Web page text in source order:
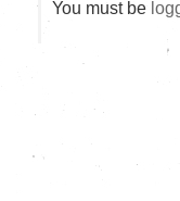
You must be